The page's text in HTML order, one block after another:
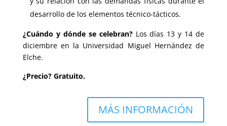
desarrollo de los elementos técnico-tácticos.
¿Cuándo y dónde se celebran?Los días 13 y 14 de
diciembre en la Universidad Miguel Hernández de
Elche.
¿Precio? Gratuito.
MÁS INFORMACIÓN